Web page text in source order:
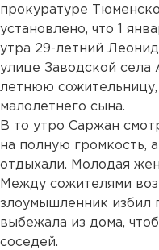
прокуратуре
установлено, что 1
утра 29-летний
улице Заводской села
летнюю сожительницу,
малолетнего сына.
В то утро Саржан
на полную громкость,
отдыхали. Молодая
Между сожителями
злоумышленник избил
выбежала из дома,
соседей.